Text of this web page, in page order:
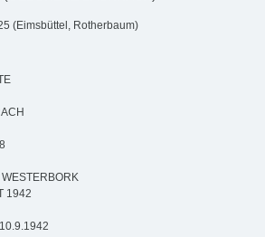
(Eimsbüttel, Rotherbaum)
WESTERBORK
1942